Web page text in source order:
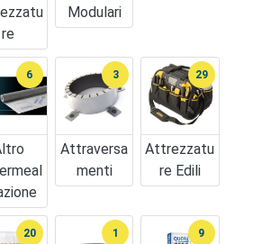
Re
Modulari
6
Attraversa
Menti
3
Attrezzatu
Re Edili
29
20 1 9